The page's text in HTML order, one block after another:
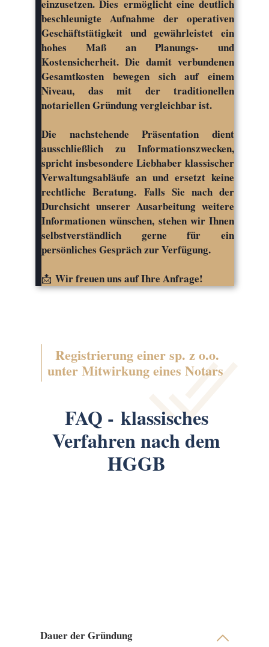
einzusetzen. Dies ermöglicht eine deutlich
beschleunigte Aufnahme der operativen
Geschäftstätigkeit und gewährleistet ein
hohes Maß an Planungs- und
Kostensicherheit. Die damit verbundenen
Gesamtkosten bewegen sich auf einem
Niveau, das mit der traditionellen
notariellen Gründung vergleichbar ist.
Die nachstehende Präsentation dient
ausschließlich zu Informationszwecken,
spricht insbesondere Liebhaber klassischer
Verwaltungsabläufe an und ersetzt keine
rechtliche Beratung. Falls Sie nach der
Durchsicht unserer Ausarbeitung weitere
Informationen wünschen, stehen wir Ihnen
selbstverständlich gerne für ein
persönliches Gespräch zur Verfügung.
📩 Wir freuen uns auf Ihre Anfrage!
FAQ - klassisches
Verfahren nach dem
HGGB
Registrierung einer sp. z o.o.
unter Mitwirkung eines Notars
Dauer der Gründung